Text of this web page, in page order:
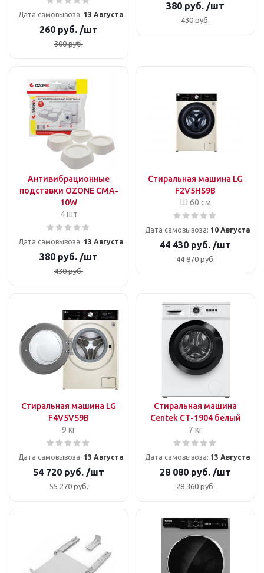
Дата самовывоза: 13 Августа
260 руб. /шт
300руб.
380 руб. /шт
430руб.
Антивибрационные
подставки OZONE CMA-
10W
4 шт
Дата самовывоза: 13 Августа
380 руб. /шт
430руб.
Стиральная машина LG
F2V5HS9B
Ш 60 см
Дата самовывоза: 10 Августа
44 430 руб. /шт
44 870руб.
Стиральная машина LG
F4V5VS9B
9 кг
Дата самовывоза: 13 Августа
54 720 руб. /шт
55 270руб.
Стиральная машина
Centek CT-1904 белый
7 кг
Дата самовывоза: 13 Августа
28 080 руб. /шт
28 360руб.